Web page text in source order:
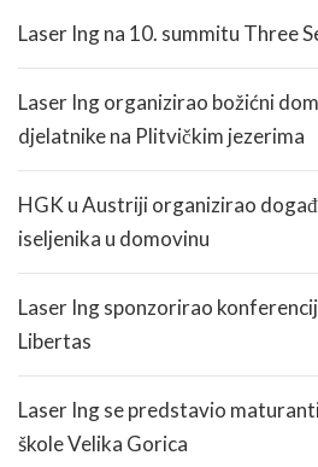
Laser Ing na 10. summitu Three
Laser Ing organizirao božićni
djelatnike na Plitvičkim jezerima
HGK u Austriji organizirao
iseljenika u domovinu
Laser Ing sponzorirao
Libertas
Laser Ing se predstavio
škole Velika Gorica